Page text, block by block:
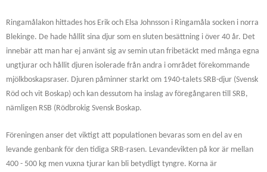
Ringamålakon hittades hos Erik och Elsa Johnsson i Ringamåla socken i norra
Blekinge. De hade hållit sina djur som en sluten besättning i över 40 år. Det
innebär att man har ej använt sig av semin utan fribetäckt med många egna
ungtjurar och hållit djuren isolerade från andra i området förekommande
mjölkboskapsraser. Djuren påminner starkt om 1940-talets SRB-djur (Svensk
Röd och vit Boskap) och kan dessutom ha inslag av föregångaren till SRB,
nämligen RSB (Rödbrokig Svensk Boskap.
Föreningen anser det viktigt att populationen bevaras som en del av en
levande genbank för den tidiga SRB-rasen. Levandevikten på kor är mellan
400 - 500 kg men vuxna tjurar kan bli betydligt tyngre. Korna är